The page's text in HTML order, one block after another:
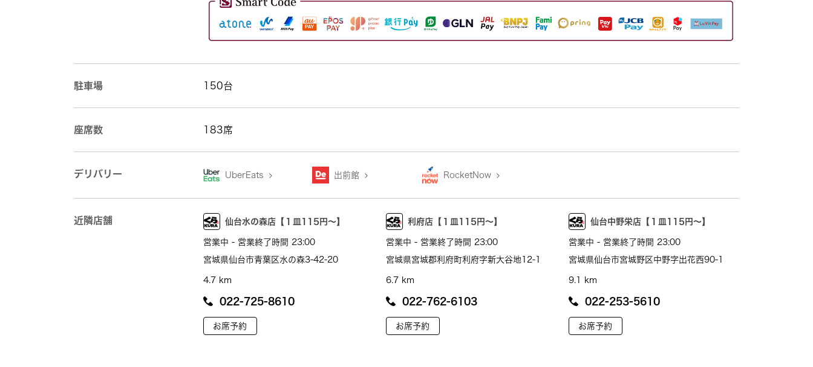
駐車場 150台
座席数 183席
デリバリー UberEats 出前館 RocketNow
近隣店舗 仙台水の森店【１皿115円～】
営業中 - 営業終了時間 23:00
宮城県仙台市青葉区水の森3-42-20
4.7 km
022-725-8610
お席予約
利府店【１皿115円～】
営業中 - 営業終了時間 23:00
宮城県宮城郡利府町利府字新大谷地12-1
6.7 km
022-762-6103
お席予約
仙台中野栄店【１皿115円～】
営業中 - 営業終了時間 23:00
宮城県仙台市宮城野区中野字出花西90-1
9.1 km
022-253-5610
お席予約